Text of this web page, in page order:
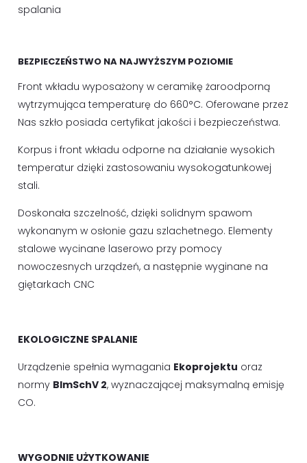
spalania
BEZPIECZEŃSTWO NA NAJWYŻSZYM POZIOMIE
Front wkładu wyposażony w ceramikę żaroodporną
wytrzymująca temperaturę do 660°C. Oferowane przez
Nas szkło posiada certyfikat jakości i bezpieczeństwa.
Korpus i front wkładu odporne na działanie wysokich
temperatur dzięki zastosowaniu wysokogatunkowej
stali.
Doskonała szczelność, dzięki solidnym spawom
wykonanym w osłonie gazu szlachetnego. Elementy
stalowe wycinane laserowo przy pomocy
nowoczesnych urządzeń, a następnie wyginane na
giętarkach CNC
EKOLOGICZNE SPALANIE
Urządzenie spełnia wymagania Ekoprojektu oraz
normy BImSchV 2, wyznaczającej maksymalną emisję
CO.
WYGODNIE UŻYTKOWANIE